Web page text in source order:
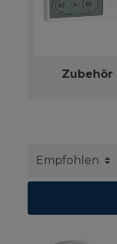
Zubehör